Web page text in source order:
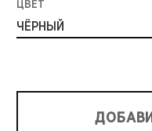
ЦВЕТ
ЧЁРНЫЙ